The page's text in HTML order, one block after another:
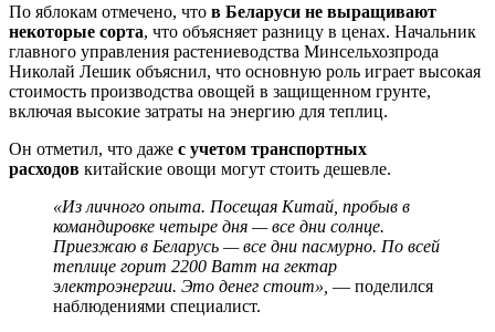
По яблокам отмечено, что в Беларуси не выращивают
некоторые сорта, что объясняет разницу в ценах. Начальник
главного управления растениеводства Минсельхозпрода
Николай Лешик объяснил, что основную роль играет высокая
стоимость производства овощей в защищенном грунте,
включая высокие затраты на энергию для теплиц.
Он отметил, что даже с учетом транспортных
расходов китайские овощи могут стоить дешевле.
«Из личного опыта. Посещая Китай, пробыв в
командировке четыре дня — все дни солнце.
Приезжаю в Беларусь — все дни пасмурно. По всей
теплице горит 2200 Ватт на гектар
электроэнергии. Это денег стоит», — поделился
наблюдениями специалист.